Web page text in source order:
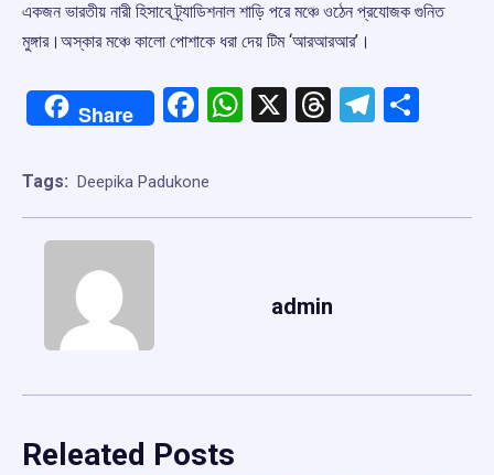
একজন ভারতীয় নারী হিসাবে ট্র্যাডিশনাল শাড়ি পরে মঞ্চে ওঠেন প্রযোজক গুনিত
মুঙ্গার।অস্কার মঞ্চে কালো পোশাকে ধরা দেয় টিম ‘আরআরআর’।
Share Facebook
WhatsApp
X Threads
Tags: Deepika Padukone
admin
Releated Posts